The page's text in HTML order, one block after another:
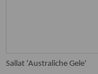
Sallat 'Australiche Gele'